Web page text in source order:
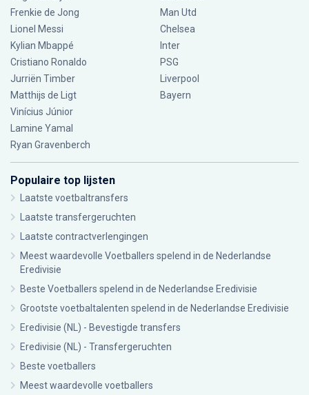
Frenkie de Jong
Lionel Messi
Kylian Mbappé
Cristiano Ronaldo
Jurriën Timber
Matthijs de Ligt
Vinícius Júnior
Lamine Yamal
Ryan Gravenberch
Man Utd
Chelsea
Inter
PSG
Liverpool
Bayern
Populaire top lijsten
Laatste voetbaltransfers
Laatste transfergeruchten
Laatste contractverlengingen
Meest waardevolle Voetballers spelend in de Nederlandse
Eredivisie
Beste Voetballers spelend in de Nederlandse Eredivisie
Grootste voetbaltalenten spelend in de Nederlandse Eredivisie
Eredivisie (NL) - Bevestigde transfers
Eredivisie (NL) - Transfergeruchten
Beste voetballers
Meest waardevolle voetballers